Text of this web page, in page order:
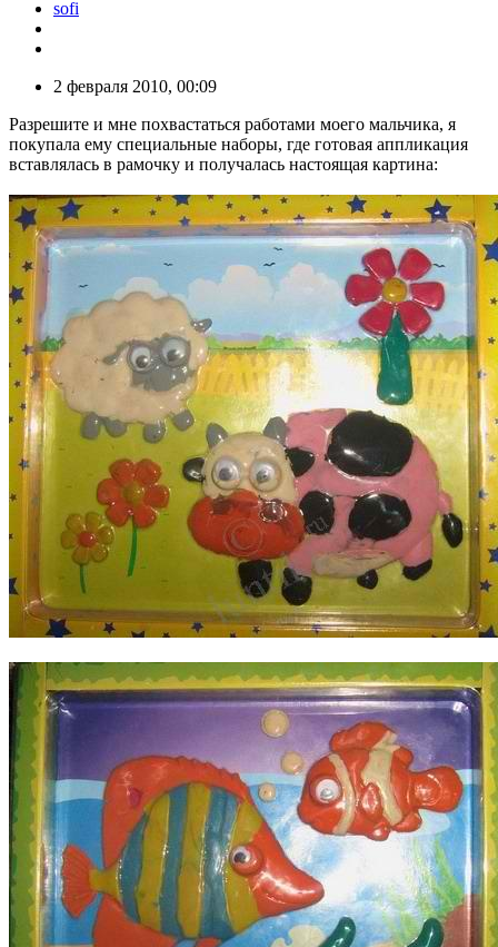
sofi
2 февраля 2010, 00:09
Разрешите и мне похвастаться работами моего мальчика, я
покупала ему специальные наборы, где готовая аппликация
вставлялась в рамочку и получалась настоящая картина: